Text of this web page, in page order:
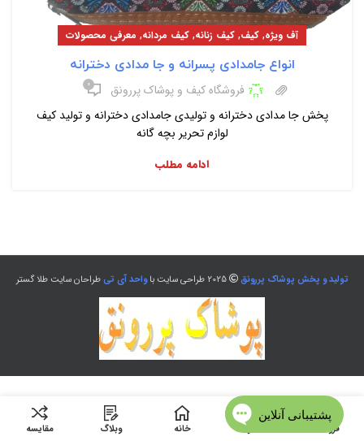
آف ویژه, کیف, کیف زنانه, کیف مردانه, معرفی محصولات
انواع جامدادی پسرانه و جا مدادی دخترانه
فروشگاه کیف و پوشاک پررونق ۰
پخش جا مدادی دخترانه و تولیدی جامدادی دخترانه و تولید کیف
لوازم تحریر بچه گانه
ادامه مطلب
تولید و پخش پوشاک پررونق 2025 طراحی سایت با واحد آی تیطراحان سایت طلا گستر
فروشگاه خانه وبلاگ مقایسه